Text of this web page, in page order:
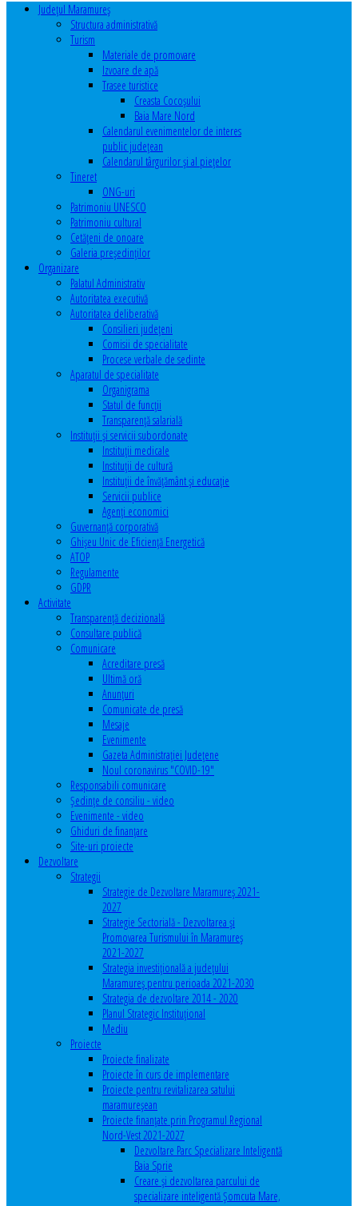
Judeţul Maramureş
Structura administrativă
Turism
Materiale de promovare
Izvoare de apă
Trasee turistice
Creasta Cocoșului
Baia Mare Nord
Calendarul evenimentelor de interes
public judeţean
Calendarul târgurilor şi al pieţelor
Tineret
ONG-uri
Patrimoniu UNESCO
Patrimoniu cultural
Cetăţeni de onoare
Galeria președinților
Organizare
Palatul Administrativ
Autoritatea executivă
Autoritatea deliberativă
Consilieri judeţeni
Comisii de specialitate
Procese verbale de sedinte
Aparatul de specialitate
Organigrama
Statul de funcții
Transparență salarială
Instituţii şi servicii subordonate
Instituţii medicale
Instituţii de cultură
Instituţii de învăţământ şi educaţie
Servicii publice
Agenţi economici
Guvernanță corporativă
Ghişeu Unic de Eficienţă Energetică
ATOP
Regulamente
GDPR
Activitate
Transparenţă decizională
Consultare publică
Comunicare
Acreditare presă
Ultimă oră
Anunţuri
Comunicate de presă
Mesaje
Evenimente
Gazeta Administraţiei Judeţene
Noul coronavirus "COVID-19"
Responsabili comunicare
Şedinţe de consiliu - video
Evenimente - video
Ghiduri de finanţare
Site-uri proiecte
Dezvoltare
Strategii
Strategie de Dezvoltare Maramureș 2021-
2027
Strategie Sectorială - Dezvoltarea și
Promovarea Turismului în Maramureș
2021-2027
Strategia investiţională a județului
Maramureș pentru perioada 2021-2030
Strategia de dezvoltare 2014 - 2020
Planul Strategic Instituţional
Mediu
Proiecte
Proiecte finalizate
Proiecte în curs de implementare
Proiecte pentru revitalizarea satului
maramureşean
Proiecte finanțate prin Programul Regional
Nord-Vest 2021-2027
Dezvoltare Parc Specializare Inteligentă
Baia Sprie
Creare și dezvoltarea parcului de
specializare inteligentă Șomcuta Mare,